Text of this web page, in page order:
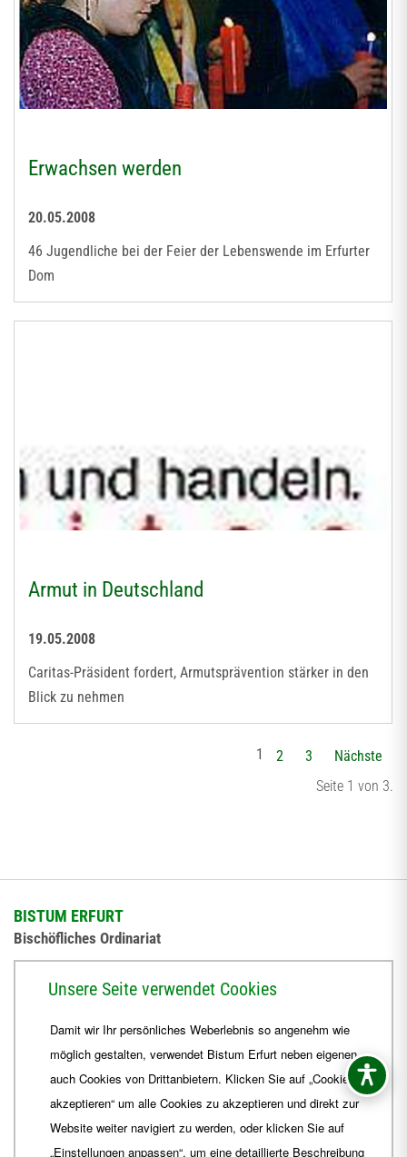
Erwachsen werden
20.05.2008
46 Jugendliche bei der Feier der Lebenswende im Erfurter
Dom
Armut in Deutschland
19.05.2008
Caritas-Präsident fordert, Armutsprävention stärker in den
Blick zu nehmen
Seite 1 von 3.
1 2 3 Nächste
BISTUM ERFURT
Bischöfliches Ordinariat
+49 361 6572-444
ordinariat Bistum-Erfurt.de
Unsere Seite verwendet Cookies
Damit wir Ihr persönliches Weberlebnis so angenehm wie
möglich gestalten, verwendet Bistum Erfurt neben eigenen
auch Cookies von Drittanbietern. Klicken Sie auf „Cookies
akzeptieren“ um alle Cookies zu akzeptieren und direkt zur
Website weiter navigiert zu werden, oder klicken Sie auf
„Einstellungen anpassen“, um eine detaillierte Beschreibung